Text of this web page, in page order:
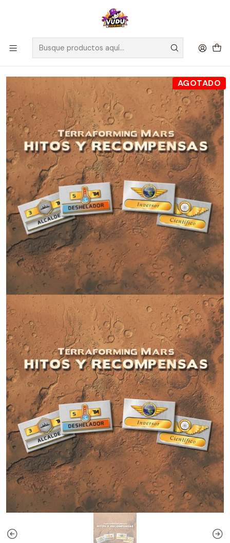
🚀 ¡Despachamos a todo Chile! Envío GRATIS a Regiones sobre
$100.000 y a RM sobre $35.000
Inicio Juegos de Mesa Editorial Maldito Games
Hitos y recompensas - Terraforming Mars - Español
AGOTADO